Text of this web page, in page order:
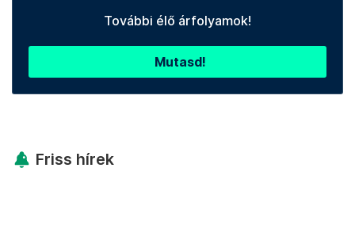
További élő árfolyamok!
Mutasd!
Friss hírek